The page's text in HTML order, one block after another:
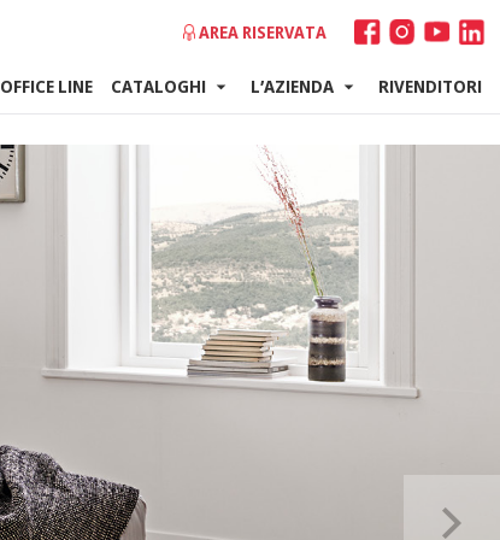
AREA RISERVATA
OFFICE LINE CATALOGHI L’AZIENDA RIVENDITORI